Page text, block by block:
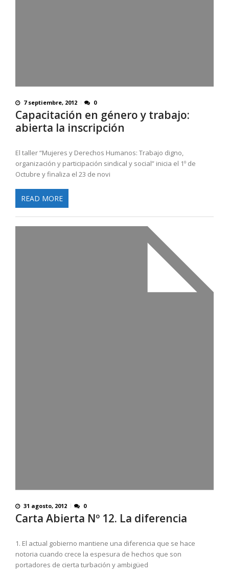
7 septiembre, 2012 0
Capacitación en género y trabajo:
abierta la inscripción
El taller “Mujeres y Derechos Humanos: Trabajo digno,
organización y participación sindical y social” inicia el 1º de
Octubre y finaliza el 23 de novi
READ MORE
31 agosto, 2012 0
Carta Abierta Nº 12. La diferencia
1. El actual gobierno mantiene una diferencia que se hace
notoria cuando crece la espesura de hechos que son
portadores de cierta turbación y ambigüed